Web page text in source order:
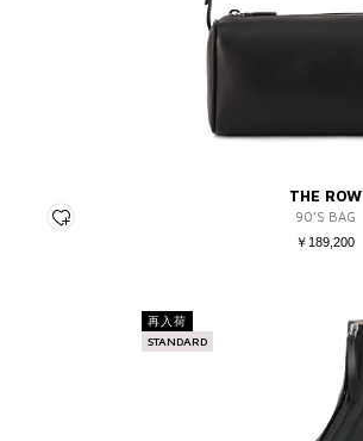
THE ROW
90’S BAG
￥189,200
再入荷
STANDARD